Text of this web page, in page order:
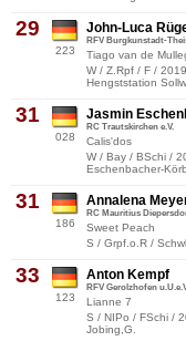
29
223
John-Luca
RFV Burgkunstadt-
Tiago van de
W / Z.Rpf / F /
Hengststation
31
028
Jasmin
RC Trautskirchen e.V.
Calis'dos
W / Bay / BSchi /
Eschenbacher-
31
186
Annalena
RC Mauritius
Sweet Peach
S / Grpf.o.R /
33
123
Anton Kempf
RFV Gerolzhofen
Lianne 7
S / NIPo / FSchi /
Jobing,G.